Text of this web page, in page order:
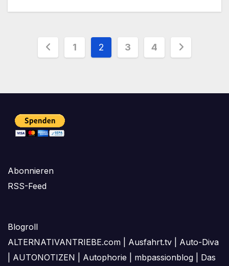
Seitennummerierung
Beiträge
1 2 3 4
Abonnieren
RSS-Feed
Blogroll
ALTERNATIVANTRIEBE.com
Ausfahrt.tv
Auto-Diva
AUTONOTIZEN Autophorie mbpassionblog
Das